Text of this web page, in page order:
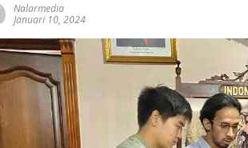
Nalarmedia
Januari 10, 2024